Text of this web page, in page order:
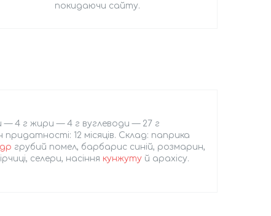
покидаючи сайту.
— 4 г жири — 4 г вуглеводи — 27 г
придатності: 12 місяців. Склад: паприка
грубий помел, барбарис синій, розмарин,
селери, насіння кунжуту й арахісу.